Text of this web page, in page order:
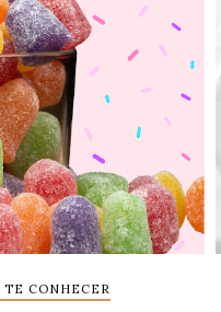
CONHECER